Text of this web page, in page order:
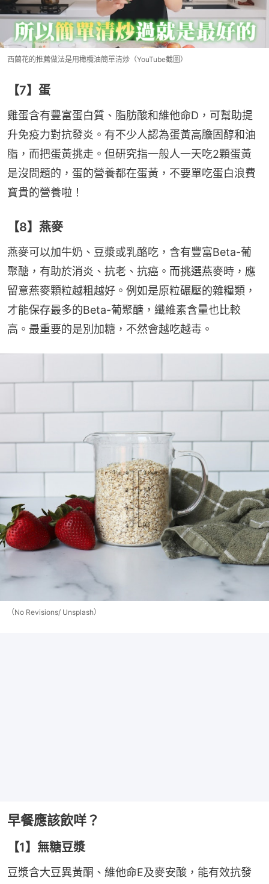
西蘭花的推薦做法是用橄欖油簡單清炒（YouTube截圖）
【7】蛋
雞蛋含有豐富蛋白質、脂肪酸和維他命D，可幫助提
升免疫力對抗發炎。有不少人認為蛋黃高膽固醇和油
脂，而把蛋黃挑走。但研究指一般人一天吃2顆蛋黃
是沒問題的，蛋的營養都在蛋黃，不要單吃蛋白浪費
寶貴的營養啦！
【8】燕麥
燕麥可以加牛奶、豆漿或乳酪吃，含有豐富Beta-葡
聚醣，有助於消炎、抗老、抗癌。而挑選燕麥時，應
留意燕麥顆粒越粗越好。例如是原粒碾壓的雜糧類，
才能保存最多的Beta-葡聚醣，纖維素含量也比較
高。最重要的是別加糖，不然會越吃越毒。
（No Revisions/ Unsplash）
早餐應該飲咩？
【1】無糖豆漿
豆漿含大豆異黃酮、維他命E及麥安酸，能有效抗發